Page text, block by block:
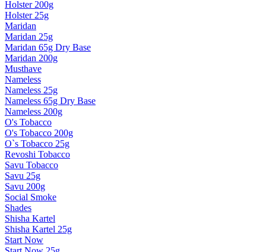
Holster 200g
Holster 25g
Maridan
Maridan 25g
Maridan 65g Dry Base
Maridan 200g
Musthave
Nameless
Nameless 25g
Nameless 65g Dry Base
Nameless 200g
O's Tobacco
O's Tobacco 200g
O`s Tobacco 25g
Revoshi Tobacco
Savu Tobacco
Savu 25g
Savu 200g
Social Smoke
Shades
Shisha Kartel
Shisha Kartel 25g
Start Now